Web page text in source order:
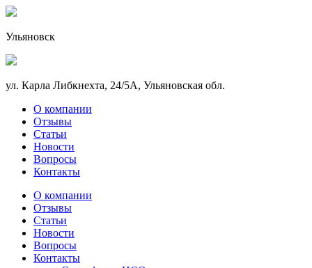
Ульяновск
ул. Карла Либкнехта, 24/5А, Ульяновская обл.
О компании
Отзывы
Статьи
Новости
Вопросы
Контакты
О компании
Отзывы
Статьи
Новости
Вопросы
Контакты